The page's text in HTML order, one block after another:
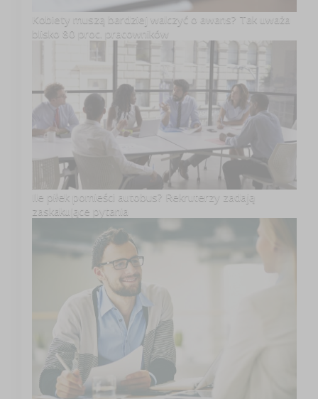
Kobiety muszą bardziej walczyć o awans? Tak uważa
blisko 80 proc. pracowników
Ile piłek pomieści autobus? Rekruterzy zadają
zaskakujące pytania